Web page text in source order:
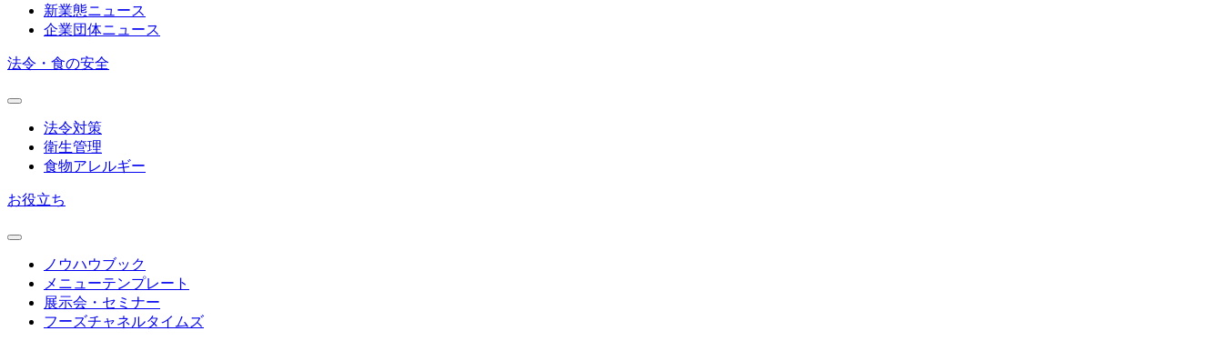
新業態ニュース
企業団体ニュース
法令・食の安全
法令対策
衛生管理
食物アレルギー
お役立ち
ノウハウブック
メニューテンプレート
展示会・セミナー
フーズチャネルタイムズ